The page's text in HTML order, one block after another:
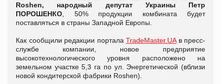
Roshen, народный депутат Украины Петр
ПОРОШЕНКО , 50% продукции комбината будет
поставляться в страны Западной Европы.
Как сообщили редакции портала TradeMaster.UAв пресс-
службе компании, новое предприятие
высокотехнологического уровня расположено на
земельном участке 5,3 га по ул. Энергетической (вблизи
новой кондитерской фабрики Roshen).